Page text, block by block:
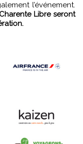
l’événement.
Libre seront